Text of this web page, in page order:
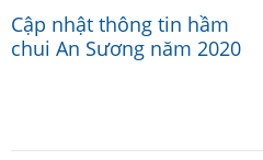
Cập nhật thông tin hầm
chui An Sương năm 2020